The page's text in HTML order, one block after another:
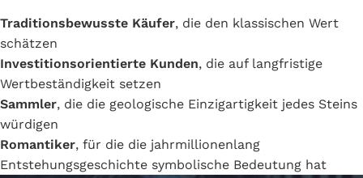
Traditionsbewusste Käufer, die den klassischen Wert
schätzen
Investitionsorientierte Kunden, die auf langfristige
Wertbeständigkeit setzen
Sammler, die die geologische Einzigartigkeit jedes Steins
würdigen
Romantiker, für die die jahrmillionenlang
Entstehungsgeschichte symbolische Bedeutung hat